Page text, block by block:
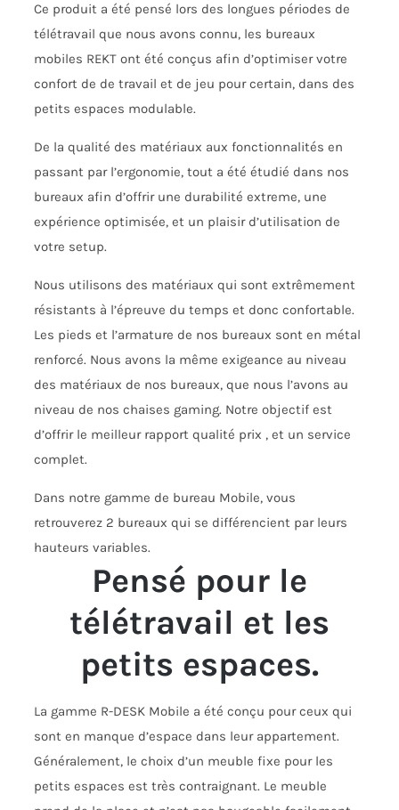
Ce produit a été pensé lors des longues périodes de
télétravail que nous avons connu, les bureaux
mobiles REKT ont été conçus afin d’optimiser votre
confort de de travail et de jeu pour certain, dans des
petits espaces modulable.
De la qualité des matériaux aux fonctionnalités en
passant par l’ergonomie, tout a été étudié dans nos
bureaux afin d’offrir une durabilité extreme, une
expérience optimisée, et un plaisir d’utilisation de
votre setup.
Nous utilisons des matériaux qui sont extrêmement
résistants à l’épreuve du temps et donc confortable.
Les pieds et l’armature de nos bureaux sont en métal
renforcé. Nous avons la même exigeance au niveau
des matériaux de nos bureaux, que nous l’avons au
niveau de nos chaises gaming. Notre objectif est
d’offrir le meilleur rapport qualité prix , et un service
complet.
Dans notre gamme de bureau Mobile, vous
retrouverez 2 bureaux qui se différencient par leurs
hauteurs variables.
Pensé pour le
télétravail et les
petits espaces.
La gamme R-DESK Mobile a été conçu pour ceux qui
sont en manque d’espace dans leur appartement.
Généralement, le choix d’un meuble fixe pour les
petits espaces est très contraignant. Le meuble